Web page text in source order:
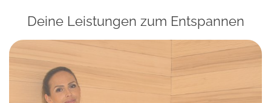
Deine Leistungen zum Entspannen